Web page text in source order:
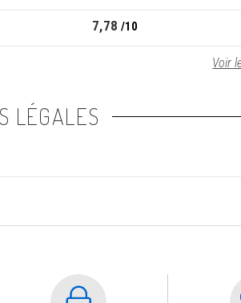
7,78 /10
Voir
LÉGALES